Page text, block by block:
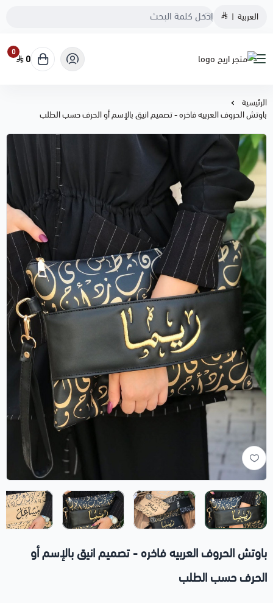
العربية |
متجر اريج
0
0
الرئيسية
باوتش الحروف العربيه فاخره - تصميم انيق بالإسم أو الحرف حسب الطلب
باوتش الحروف العربيه فاخره - تصميم انيق بالإسم أو
الحرف حسب الطلب